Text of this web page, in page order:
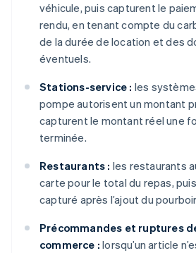
véhicule, puis capturent le
rendu, en tenant compte du
de la durée de location et des
éventuels.
Stations-service : les
pompe autorisent un montant
capturent le montant réel une
terminée.
Restaurants : les restaurants
carte pour le total du repas,
capturé après l’ajout du
Précommandes et ruptures
commerce : lorsqu’un article